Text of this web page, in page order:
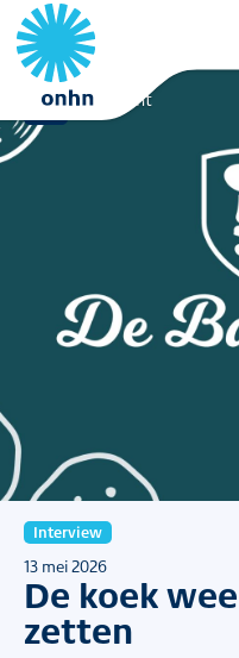
Overzicht
Interview
13 mei 2026
De koek
zetten